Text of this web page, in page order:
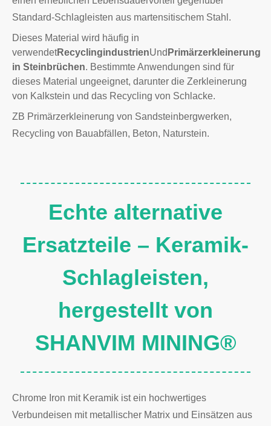
Standard-Schlagleisten aus martensitischem Stahl.
Dieses Material wird häufig in
verwendetRecyclingindustrienUnd Primärzerkleinerung
in Steinbrüchen. Bestimmte Anwendungen sind für
dieses Material ungeeignet, darunter die Zerkleinerung
von Kalkstein und das Recycling von Schlacke.
ZB Primärzerkleinerung von Sandsteinbergwerken,
Recycling von Bauabfällen, Beton, Naturstein.
Echte alternative
Ersatzteile – Keramik-
Schlagleisten,
hergestellt von
SHANVIM MINING®
Chrome Iron mit Keramik ist ein hochwertiges
Verbundeisen mit metallischer Matrix und Einsätzen aus